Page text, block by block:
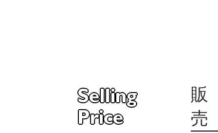
Selling
Price
販
売